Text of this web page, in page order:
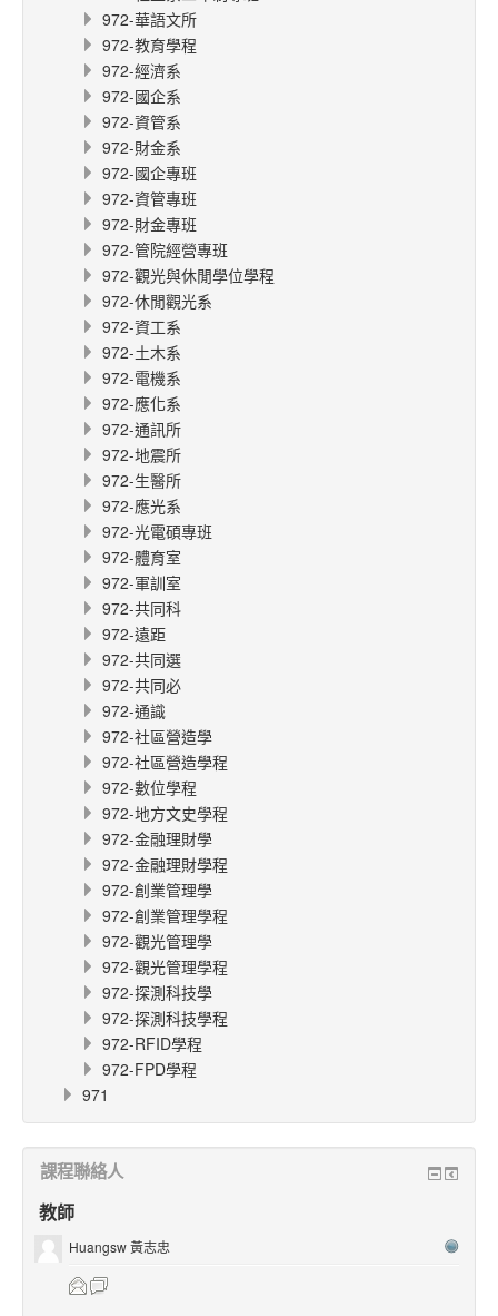
972-華語文所
972-教育學程
972-經濟系
972-國企系
972-資管系
972-財金系
972-國企專班
972-資管專班
972-財金專班
972-管院經營專班
972-觀光與休閒學位學程
972-休閒觀光系
972-資工系
972-土木系
972-電機系
972-應化系
972-通訊所
972-地震所
972-生醫所
972-應光系
972-光電碩專班
972-體育室
972-軍訓室
972-共同科
972-遠距
972-共同選
972-共同必
972-通識
972-社區營造學
972-社區營造學程
972-數位學程
972-地方文史學程
972-金融理財學
972-金融理財學程
972-創業管理學
972-創業管理學程
972-觀光管理學
972-觀光管理學程
972-探測科技學
972-探測科技學程
972-RFID學程
972-FPD學程
971
課程聯絡人
教師
Huangsw 黃志忠